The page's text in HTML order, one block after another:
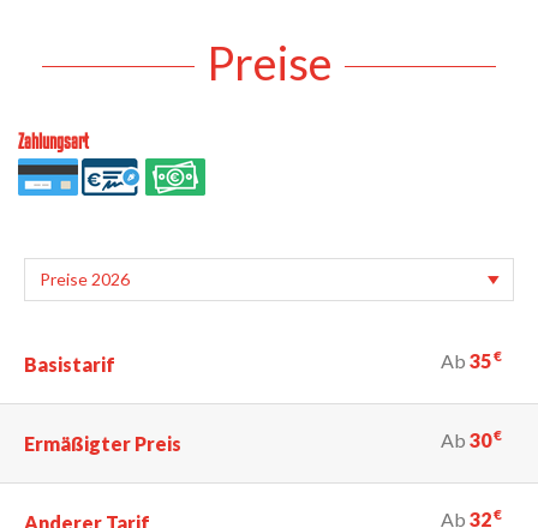
Preise
Zahlungsart
Basistarif Ab 35€
Ermäßigter Preis Ab 30€
Anderer Tarif Ab 32€